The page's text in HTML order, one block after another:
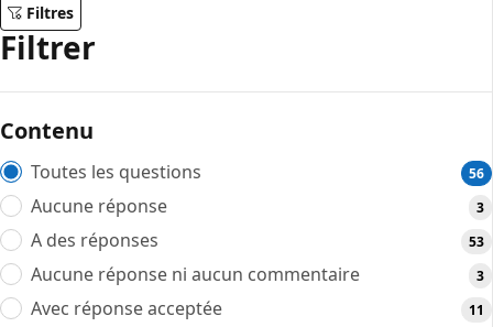
Filtres
Filtrer
Contenu
Toutes les questions 56
Aucune réponse 3
A des réponses 53
Aucune réponse ni aucun commentaire 3
Avec réponse acceptée 11